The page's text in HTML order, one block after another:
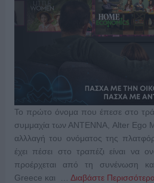
Το πρώτο όνομα που έπεσε στο
συμμαχία των ΑΝΤΕΝΝΑ, Alter Ego
αλλλαγή του ονόματος της
έχει πέσει στο τραπέζι είναι να
προέρχεται από τη συνένωση
Greece και … Διαβάστε